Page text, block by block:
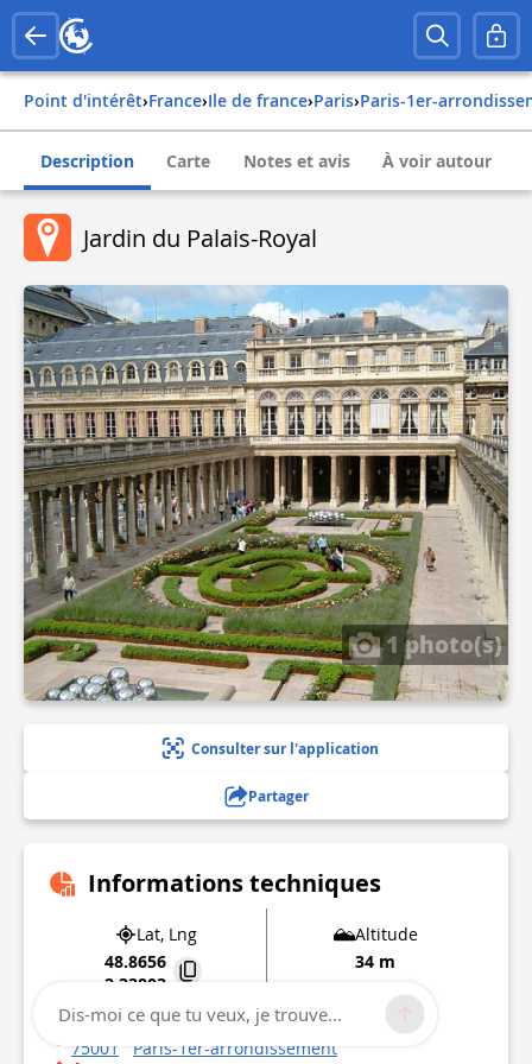
Point d'intérêt› france› ile de france› paris› paris-1er-
Description Carte Notes et avis À voir autour
Jardin du Palais-Royal
1 photo(s)
Consulter sur l'application
Partager
Informations techniques
Lat, Lng
48.8656
2.33803
Altitude
34 m
89 gal de beaujolais
75001
Paris-1er-arrondissement
Dis-moi ce que tu veux, je trouve...